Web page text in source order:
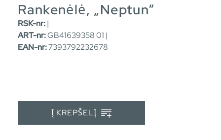
Rankenėlė, „Neptun“
RSK-nr:|
ART-nr:GB41639358 01 |
EAN-nr:7393792232678
Į KREPŠELĮ